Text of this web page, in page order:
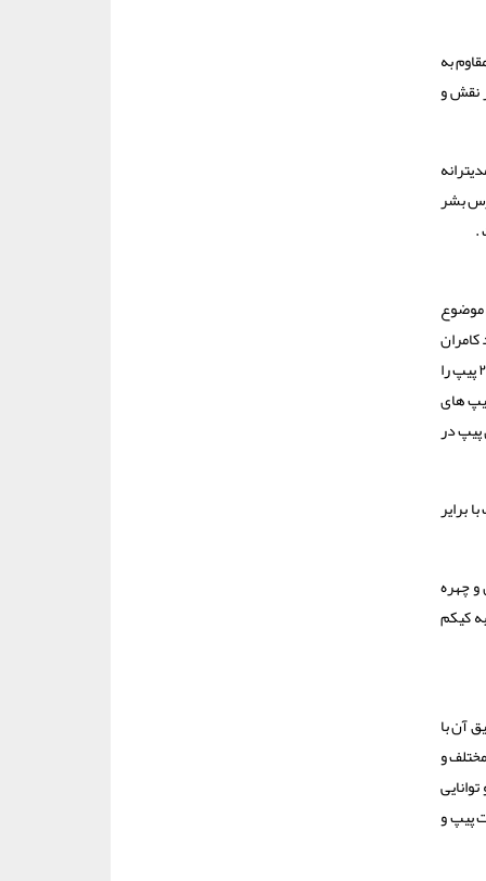
به
نقش و
مدیترانه
بشر
.
موضوع
که توسط ماسترو رحیمی و تیم هنرمند سازنده ایشان متشکل از چندین سازنده پیپ هنر نمایی می کنند و بیش از ۲۵۰۰ پیپ را
پیپ های
پیپ در
پیپ با برایر
و چهره
کیکم
آن با
و
پیپ و